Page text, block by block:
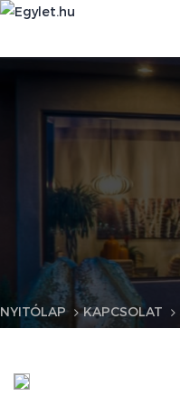
NYITÓLAP KAPCSOLAT